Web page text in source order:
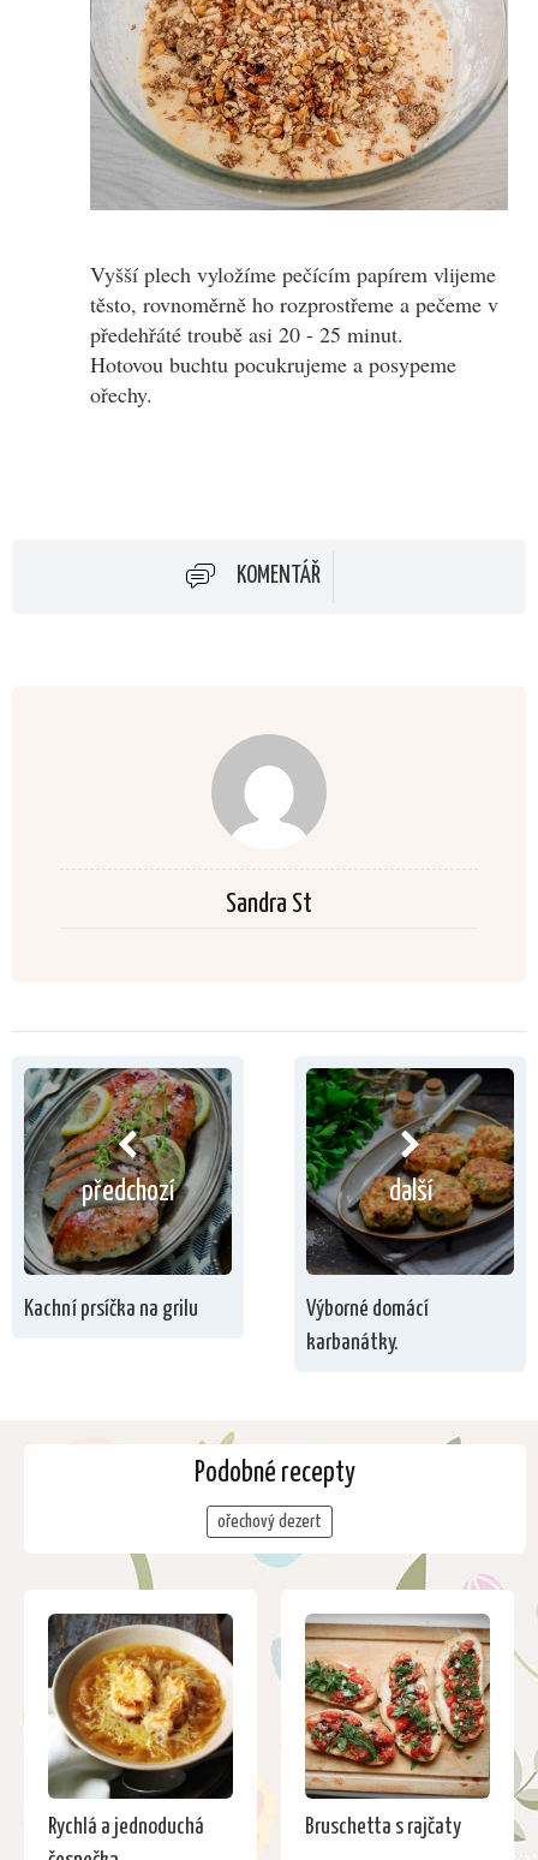
Vyšší plech vyložíme pečícím papírem vlijeme
těsto, rovnoměrně ho rozprostřeme a pečeme v
předehřáté troubě asi 20 - 25 minut.
Hotovou buchtu pocukrujeme a posypeme
ořechy.
KOMENTÁŘ
Sandra St
předchozí
Kachní prsíčka na grilu
další
Výborné domácí
karbanátky.
Podobné recepty
ořechový dezert
Rychlá a jednoduchá
Bruschetta s rajčaty